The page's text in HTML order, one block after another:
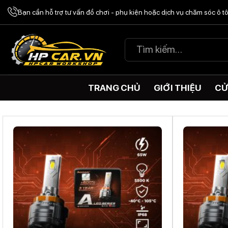
Chuyển
đến
dung
Bạn cần hỗ trợ tư vấn đồ chơi - phụ kiện hoặc dịch vụ chăm sóc ô
Tìm
kiếm:
TRANG CHỦ GIỚI THIỆU